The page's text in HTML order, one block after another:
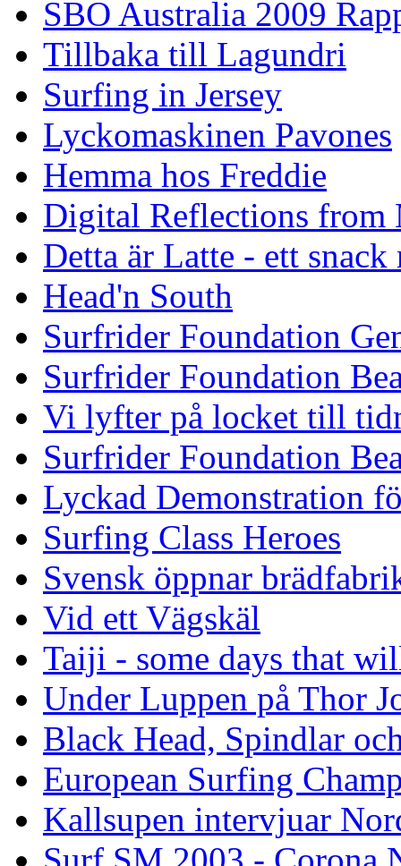
SBO Australia 2009
Tillbaka till Lagundri
Surfing in Jersey
Lyckomaskinen Pavones
Hemma hos Freddie
Digital Reflections from
Detta är Latte - ett
Head'n South
Surfrider Foundation
Surfrider Foundation
Vi lyfter på locket till
Surfrider Foundation
Lyckad Demonstration
Surfing Class Heroes
Svensk öppnar
Vid ett Vägskäl
Taiji - some days that
Under Luppen på Thor
Black Head, Spindlar
European Surfing
Kallsupen intervjuar